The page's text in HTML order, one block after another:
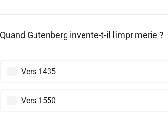
Quand Gutenberg invente-t-il l'imprimerie ?
Vers 1435
Vers 1550